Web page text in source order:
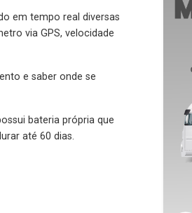
em tempo real diversas
via GPS, velocidade
e saber onde se
bateria própria que
até 60 dias.